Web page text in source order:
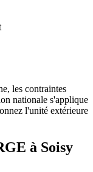
les contraintes
nationale s'applique
l'unité extérieure
à Soisy